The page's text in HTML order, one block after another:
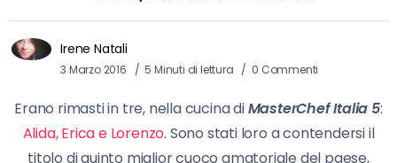
Irene Natali
3 Marzo 2016 5 Minuti di lettura 0 Commenti
Erano rimasti in tre, nella cucina diMasterChef Italia 5:
Alida, Erica e Lorenzo. Sono stati loro a contendersi il
titolo di quinto miglior cuoco amatoriale del paese,